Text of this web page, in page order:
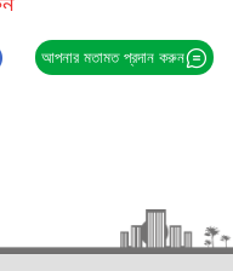
আপনার মতামত প্রদান করুন